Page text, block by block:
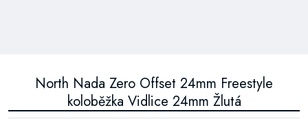
North Nada Zero Offset 24mm Freestyle
koloběžka Vidlice 24mm Žlutá